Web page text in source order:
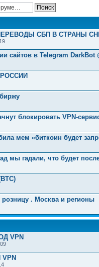
СБП В СТРАНЫ
сайтов в Telegram DarkBot
блокировать VPN-
мем «биткоин будет
мы гадали, что будет
. Москва и регионы
VPN